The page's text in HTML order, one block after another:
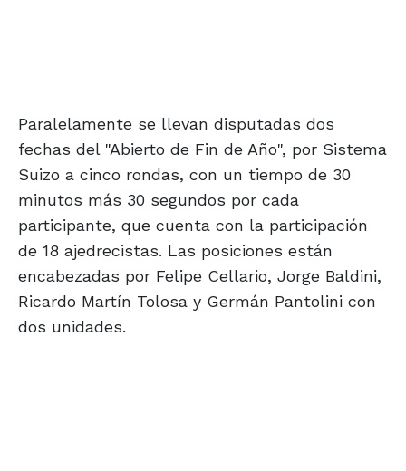
Paralelamente se llevan disputadas dos
fechas del "Abierto de Fin de Año", por Sistema
Suizo a cinco rondas, con un tiempo de 30
minutos más 30 segundos por cada
participante, que cuenta con la participación
de 18 ajedrecistas. Las posiciones están
encabezadas por Felipe Cellario, Jorge Baldini,
Ricardo Martín Tolosa y Germán Pantolini con
dos unidades.